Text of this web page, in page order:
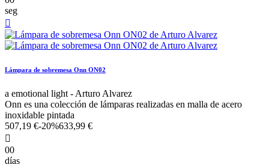
seg

Lámpara de sobremesa Onn ON02
a emotional light - Arturo Alvarez
Onn es una colección de lámparas realizadas en malla de acero
inoxidable pintada
507,19 €-20%633,99 €

00
días